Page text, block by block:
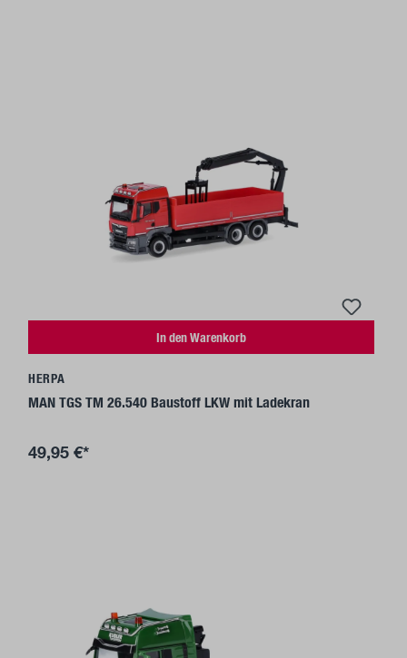
In den Warenkorb
HERPA
MAN TGS TM 26.540 Baustoff LKW mit Ladekran
49,95 €*